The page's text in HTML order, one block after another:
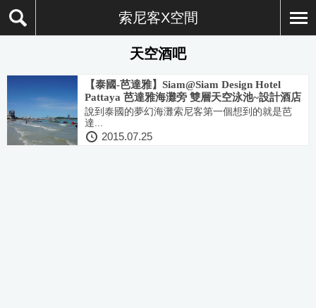
索尼客X空間
天空酒吧
【泰國-芭達雅】Siam@Siam Design Hotel
Pattaya 芭達雅海灘旁 雙層天空泳池~設計酒店
說到泰國的夢幻海灘索尼客第一個想到的就是芭
達...
2015.07.25